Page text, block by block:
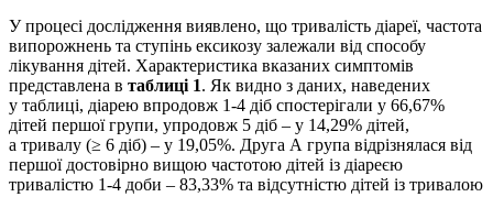
У процесі дослідження виявлено, що тривалість діареї, частота
випорожнень та ступінь ексикозу залежали від способу
лікування дітей. Характеристика вказаних симптомів
представлена в таблиці 1. Як видно з даних, наведених
у таблиці, діарею впродовж 1-4 діб спостерігали у 66,67%
дітей першої групи, упродовж 5 діб – у 14,29% дітей,
а тривалу (≥ 6 діб) – у 19,05%. Друга А група відрізнялася від
першої достовірно вищою частотою дітей із діареєю
тривалістю 1-4 доби – 83,33% та відсутністю дітей із тривалою